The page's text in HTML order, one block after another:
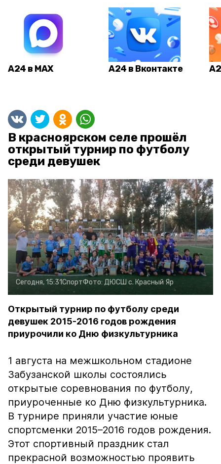
А24 в MAX А24 в Вконтакте
В красноярском селе прошёл
открытый турнир по футболу
среди девушек
Сегодня, 15:31СпортФото: ДЮСШ с. Красный Яр
Открытый турнир по футболу среди
девушек 2015-2016 годов рождения
приурочили ко Дню физкультурника
1 августа на межшкольном стадионе
Забузанской школы состоялись
открытые соревнования по футболу,
приуроченные ко Дню физкультурника.
В турнире приняли участие юные
спортсменки 2015–2016 годов рождения.
Этот спортивный праздник стал
прекрасной возможностью проявить